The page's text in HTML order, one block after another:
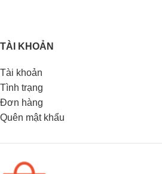
TÀI KHOẢN
Tài khoản
Tình trạng
Đơn hàng
Quên mật khẩu